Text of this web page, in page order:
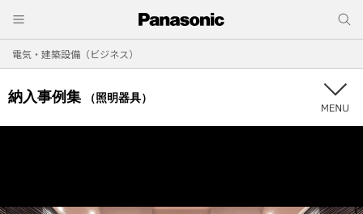
電気・建築設備（ビジネス）
納入事例集 （照明器具）